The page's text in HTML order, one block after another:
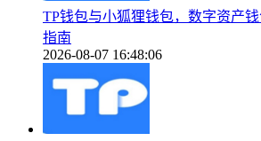
TP钱包与小狐狸钱包，数字资产
指南
2026-08-07 16:48:06